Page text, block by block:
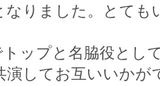
なりました。とて
ップと名脇役とし
演してお互いいかが